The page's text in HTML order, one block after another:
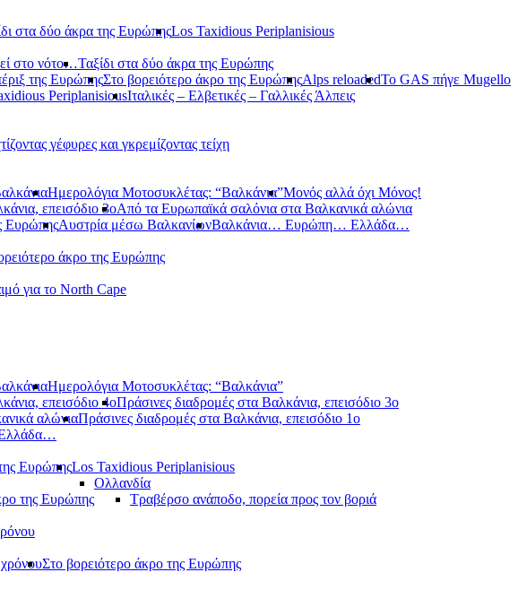
στα δύο άκρα της ΕυρώπηςLos Taxidious Periplanisious
στο νότο…Ταξίδι στα δύο άκρα της Ευρώπης
της ΕυρώπηςΣτο βορειότερο άκρο της ΕυρώπηςAlps reloadedΤο GAS πήγε Mugello
PeriplanisiousΙταλικές – Ελβετικές – Γαλλικές Άλπεις
γέφυρες και γκρεμίζοντας τείχη
Ημερολόγια Μοτοσυκλέτας: “Βαλκάνια”Μονός αλλά όχι Μόνος!
επεισόδιο 3οΑπό τα Ευρωπαϊκά σαλόνια στα Βαλκανικά αλώνια
ΕυρώπηςΑυστρία μέσω ΒαλκανίωνΒαλκάνια… Ευρώπη… Ελλάδα…
άκρο της Ευρώπης
για το North Cape
Ημερολόγια Μοτοσυκλέτας: “Βαλκάνια”
επεισόδιο 4οΠράσινες διαδρομές στα Βαλκάνια, επεισόδιο 3ο
αλώνιαΠράσινες διαδρομές στα Βαλκάνια, επεισόδιο 1ο
ΕυρώπηςLos Taxidious Periplanisious
της Ευρώπης
Ολλανδία
Τραβέρσο ανάποδο, πορεία προς τον βοριά
Στο βορειότερο άκρο της Ευρώπης